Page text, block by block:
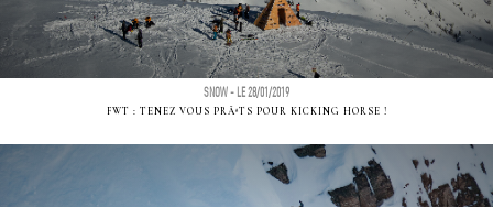
SNOW - LE 28/01/2019
FWT : TENEZ VOUS PRÃªTS POUR KICKING HORSE !